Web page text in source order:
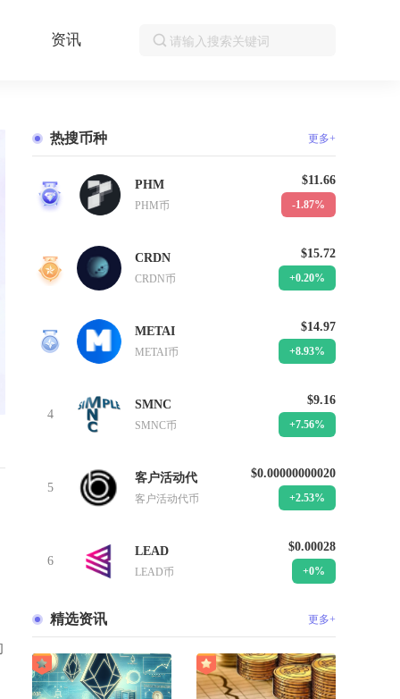
资讯
热搜币种 更多+
1
PHM
PHM币
$11.66
-1.87%
2
CRDN
CRDN币
$15.72
+0.20%
3
METAI
METAI币
$14.97
+8.93%
4
SMNC
SMNC币
$9.16
+7.56%
5
客户活动代
客户活动代币
$0.00000000020
+2.53%
6
LEAD
LEAD币
$0.00028
+0%
精选资讯 更多+